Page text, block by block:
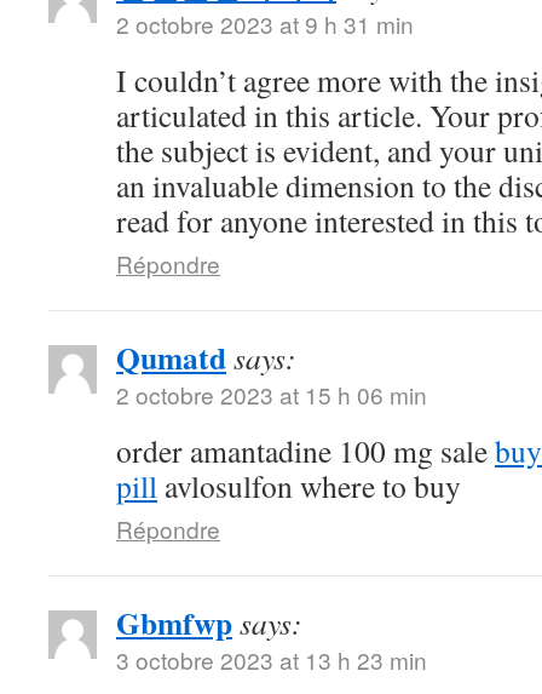
2 octobre 2023 at 9 h 31 min
I couldn’t agree more with the
articulated in this article. Your
the subject is evident, and your
an invaluable dimension to the
read for anyone interested in this
Répondre
Qumatdsays:
2 octobre 2023 at 15 h 06 min
order amantadine 100 mg sale
pill avlosulfon where to buy
Répondre
Gbmfwpsays:
3 octobre 2023 at 13 h 23 min